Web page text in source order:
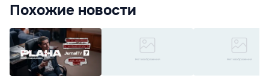
Похожие новости